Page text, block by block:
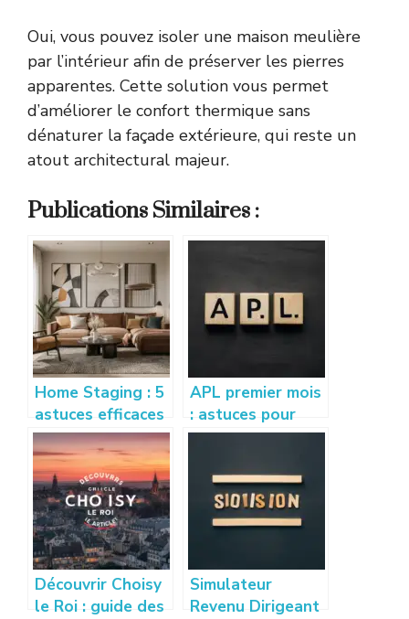
Oui, vous pouvez isoler une maison meulière
par l’intérieur afin de préserver les pierres
apparentes. Cette solution vous permet
d’améliorer le confort thermique sans
dénaturer la façade extérieure, qui reste un
atout architectural majeur.
Publications Similaires :
Home Staging : 5
astuces efficaces
pour vendre son
appartement
rapidement
APL premier mois
: astuces pour
bien calculer et
droits
Découvrir Choisy
le Roi : guide des
Simulateur
Revenu Dirigeant